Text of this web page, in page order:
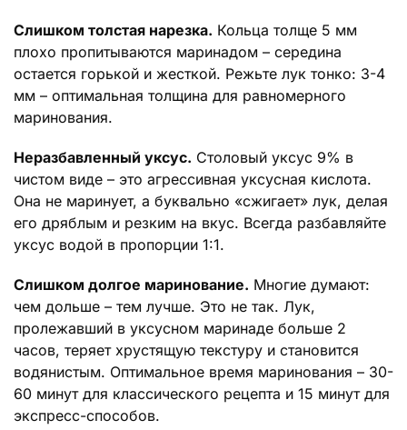
Слишком толстая нарезка. Кольца толще 5 мм
плохо пропитываются маринадом – середина
остается горькой и жесткой. Режьте лук тонко: 3-4
мм – оптимальная толщина для равномерного
маринования.
Неразбавленный уксус. Столовый уксус 9% в
чистом виде – это агрессивная уксусная кислота.
Она не маринует, а буквально «сжигает» лук, делая
его дряблым и резким на вкус. Всегда разбавляйте
уксус водой в пропорции 1:1.
Слишком долгое маринование. Многие думают:
чем дольше – тем лучше. Это не так. Лук,
пролежавший в уксусном маринаде больше 2
часов, теряет хрустящую текстуру и становится
водянистым. Оптимальное время маринования – 30-
60 минут для классического рецепта и 15 минут для
экспресс-способов.